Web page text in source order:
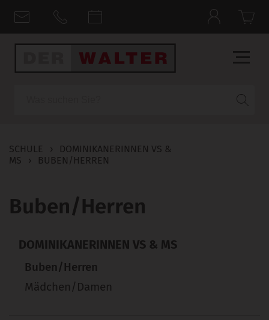
SCHULE ›
DOMINIKANERINNEN VS &
MS
› BUBEN/HERREN
Buben/Herren
DOMINIKANERINNEN VS & MS
Buben/Herren
Mädchen/Damen